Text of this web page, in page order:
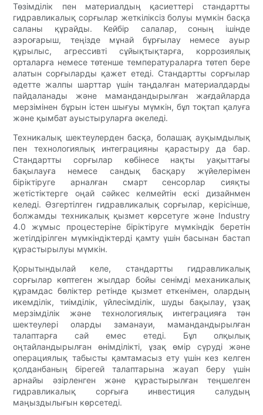
Төзімділік пен материалдың қасиеттері стандартты
гидравликалық сорғылар жеткіліксіз болуы мүмкін басқа
саланы құрайды. Кейбір салалар, соның ішінде
аэроғарыш, теңізде мұнай бұрғылау немесе ауыр
құрылыс, агрессивті сұйықтықтарға, коррозиялық
орталарға немесе төтенше температураларға төтеп бере
алатын сорғыларды қажет етеді. Стандартты сорғылар
әдетте жалпы шарттар үшін таңдалған материалдарды
пайдаланады және мамандандырылған жағдайларда
мерзімінен бұрын істен шығуы мүмкін, бұл тоқтап қалуға
және қымбат ауыстыруларға әкеледі.
Техникалық шектеулерден басқа, болашақ ауқымдылық
пен технологиялық интеграцияны қарастыру да бар.
Стандартты сорғылар көбінесе нақты уақыттағы
бақылауға немесе сандық басқару жүйелерімен
біріктіруге арналған смарт сенсорлар сияқты
жетістіктерге оңай сәйкес келмейтін ескі дизайнмен
келеді. Өзгертілген гидравликалық сорғылар, керісінше,
болжамды техникалық қызмет көрсетуге және Industry
4.0 жұмыс процестеріне біріктіруге мүмкіндік беретін
жетілдірілген мүмкіндіктерді қамту үшін басынан бастап
құрастырылуы мүмкін.
Қорытындылай келе, стандартты гидравликалық
сорғылар көптеген жылдар бойы сенімді механикалық
құрамдас бөліктер ретінде қызмет еткенімен, олардың
икемділік, тиімділік, үйлесімділік, шуды бақылау, ұзақ
мерзімділік және технологиялық интеграцияға тән
шектеулері оларды заманауи, мамандандырылған
талаптарға сай емес етеді. Бұл олқылық
оңтайландырылған өнімділікті, ұзақ өмір сүруді және
операциялық табысты қамтамасыз ету үшін кез келген
қолданбаның бірегей талаптарына жауап беру үшін
арнайы әзірленген және құрастырылған теңшелген
гидравликалық сорғыға инвестиция салудың
маңыздылығын көрсетеді.